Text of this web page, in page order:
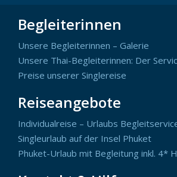
Begleiterinnen
Unsere Begleiterinnen – Galerie
Unsere Thai-Begleiterinnen: Der
Preise unserer Singlereise
Reiseangebote
Individualreise – Urlaubs
Singleurlaub auf der Insel Phuket
Phuket-Urlaub mit Begleitung inkl. 4*